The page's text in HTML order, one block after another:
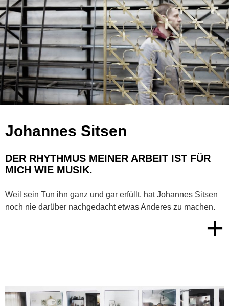
Johannes Sitsen
DER RHYTHMUS MEINER ARBEIT IST FÜR
MICH WIE MUSIK.
Weil sein Tun ihn ganz und gar erfüllt, hat Johannes Sitsen
noch nie darüber nachgedacht etwas Anderes zu machen.
+